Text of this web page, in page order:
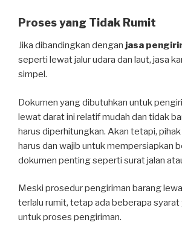
Proses yang Tidak Rumit
Jika dibandingkan dengan jasa
seperti lewat jalur udara dan laut, jasa
simpel.
Dokumen yang dibutuhkan untuk
lewat darat ini relatif mudah dan tidak
harus diperhitungkan. Akan tetapi,
harus dan wajib untuk mempersiapkan
dokumen penting seperti surat jalan
Meski prosedur pengiriman barang
terlalu rumit, tetap ada beberapa syarat
untuk proses pengiriman.